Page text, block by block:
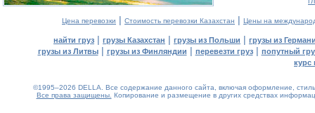
Цена перевозки | Стоимость перевозки Казахстан | Цены на
найти груз | грузы Казахстан | грузы из Польши | грузы из
грузы из Литвы| грузы из Финляндии | перевезти груз| попутный
курс
©1995–2026 DELLA. Все содержание данного сайта, включая оформление,
Все права защищены. Копирование и размещение в других средствах